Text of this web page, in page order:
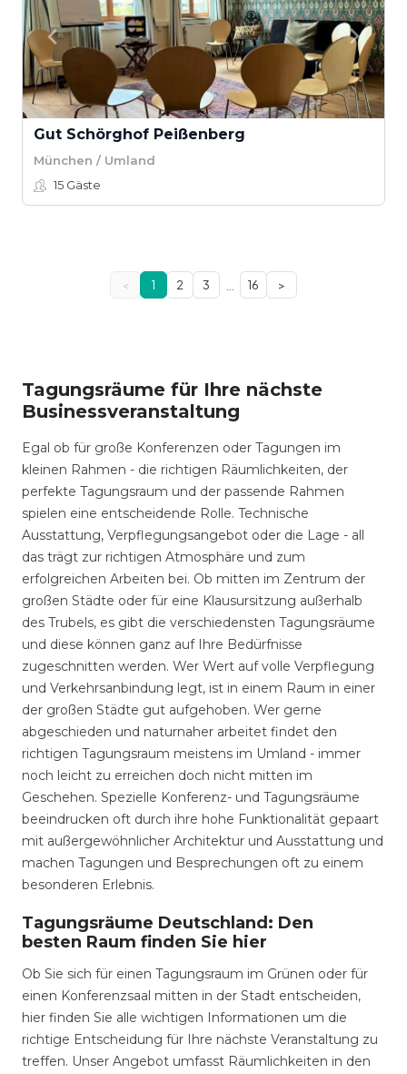
Gut Schörghof Peißenberg
München / Umland
15 Gäste
< 1 2 3 … 16 >
Tagungsräume für Ihre nächste
Businessveranstaltung
Egal ob für große Konferenzen oder Tagungen im
kleinen Rahmen - die richtigen Räumlichkeiten, der
perfekte Tagungsraum und der passende Rahmen
spielen eine entscheidende Rolle. Technische
Ausstattung, Verpflegungsangebot oder die Lage - all
das trägt zur richtigen Atmosphäre und zum
erfolgreichen Arbeiten bei. Ob mitten im Zentrum der
großen Städte oder für eine Klausursitzung außerhalb
des Trubels, es gibt die verschiedensten Tagungsräume
und diese können ganz auf Ihre Bedürfnisse
zugeschnitten werden. Wer Wert auf volle Verpflegung
und Verkehrsanbindung legt, ist in einem Raum in einer
der großen Städte gut aufgehoben. Wer gerne
abgeschieden und naturnaher arbeitet findet den
richtigen Tagungsraum meistens im Umland - immer
noch leicht zu erreichen doch nicht mitten im
Geschehen. Spezielle Konferenz- und Tagungsräume
beeindrucken oft durch ihre hohe Funktionalität gepaart
mit außergewöhnlicher Architektur und Ausstattung und
machen Tagungen und Besprechungen oft zu einem
besonderen Erlebnis.
Tagungsräume Deutschland: Den
besten Raum finden Sie hier
Ob Sie sich für einen Tagungsraum im Grünen oder für
einen Konferenzsaal mitten in der Stadt entscheiden,
hier finden Sie alle wichtigen Informationen um die
richtige Entscheidung für Ihre nächste Veranstaltung zu
treffen. Unser Angebot umfasst Räumlichkeiten in den